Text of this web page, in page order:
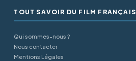
TOUT SAVOIR DU FILM FRANÇAIS
Qui sommes-nous ?
Nous contacter
Mentions Légales